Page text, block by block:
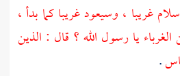
غريبا ، وسيعود غريبا كما بدأ ،
يا رسول الله ؟ قال : الذين
.